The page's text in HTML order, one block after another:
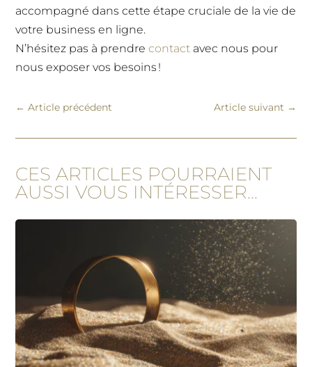
accompagné dans cette étape cruciale de la vie de
votre business en ligne.
N’hésitez pas à prendrecontact avec nous pour
nous exposer vos besoins !
←Article précédent Article suivant →
CES ARTICLES POURRAIENT
AUSSI VOUS INTÉRESSER...